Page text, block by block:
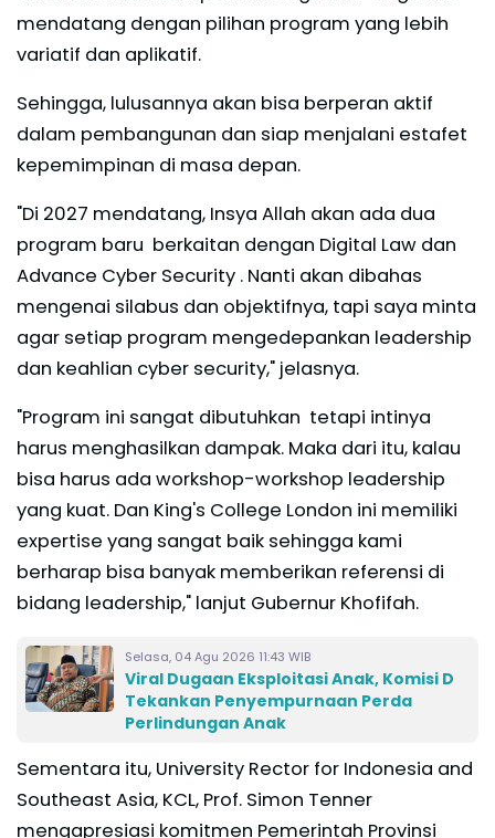
mendatang dengan pilihan program yang lebih
variatif dan aplikatif.
Sehingga, lulusannya akan bisa berperan aktif
dalam pembangunan dan siap menjalani estafet
kepemimpinan di masa depan.
"Di 2027 mendatang, Insya Allah akan ada dua
program baru berkaitan dengan Digital Law dan
Advance Cyber Security . Nanti akan dibahas
mengenai silabus dan objektifnya, tapi saya minta
agar setiap program mengedepankan leadership
dan keahlian cyber security," jelasnya.
"Program ini sangat dibutuhkan tetapi intinya
harus menghasilkan dampak. Maka dari itu, kalau
bisa harus ada workshop-workshop leadership
yang kuat. Dan King's College London ini memiliki
expertise yang sangat baik sehingga kami
berharap bisa banyak memberikan referensi di
bidang leadership," lanjut Gubernur Khofifah.
Selasa, 04 Agu 2026 11:43 WIB
Viral Dugaan Eksploitasi Anak, Komisi D
Tekankan Penyempurnaan Perda
Perlindungan Anak
Sementara itu, University Rector for Indonesia and
Southeast Asia, KCL, Prof. Simon Tenner
mengapresiasi komitmen Pemerintah Provinsi